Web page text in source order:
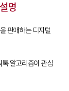
명
판매하는 디지털
알고리즘이 관심